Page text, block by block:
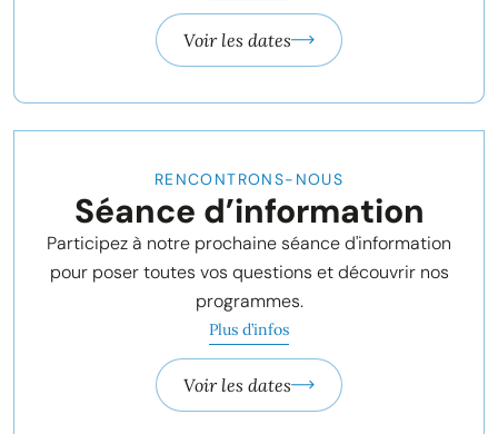
Voir les dates
RENCONTRONS-NOUS
Séance d’information
Participez à notre prochaine séance d'information
pour poser toutes vos questions et découvrir nos
programmes.
Plus d’infos
Voir les dates